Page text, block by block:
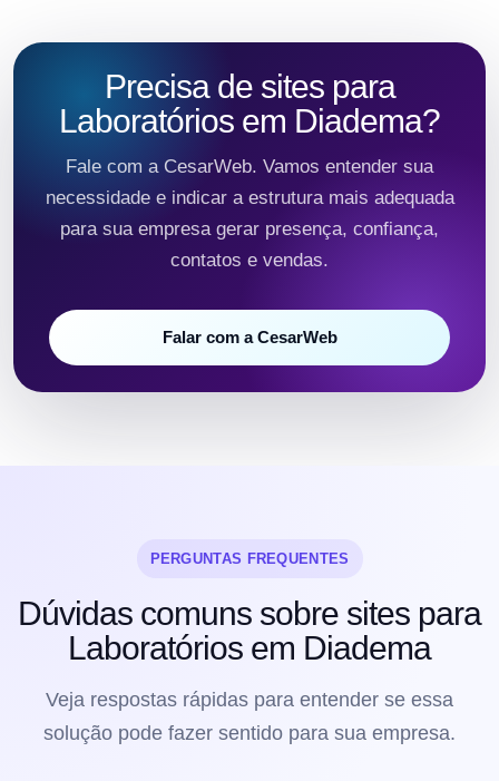
Precisa de sites para
Laboratórios em Diadema?
Fale com a CesarWeb. Vamos entender sua
necessidade e indicar a estrutura mais adequada
para sua empresa gerar presença, confiança,
contatos e vendas.
Falar com a CesarWeb
PERGUNTAS FREQUENTES
Dúvidas comuns sobre sites para
Laboratórios em Diadema
Veja respostas rápidas para entender se essa
solução pode fazer sentido para sua empresa.